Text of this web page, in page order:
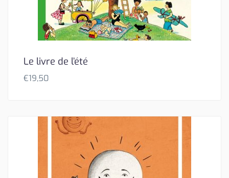
Le livre de l’été
€19,50